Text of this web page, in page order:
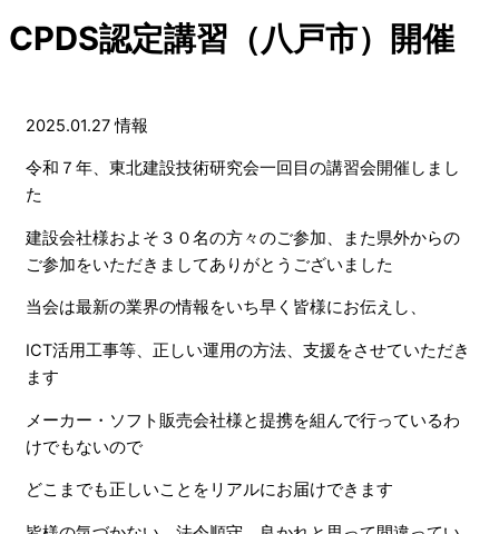
CPDS認定講習（八戸市）開催
2025.01.27 情報
令和７年、東北建設技術研究会一回目の講習会開催しまし
た
建設会社様およそ３０名の方々のご参加、また県外からの
ご参加をいただきましてありがとうございました
当会は最新の業界の情報をいち早く皆様にお伝えし、
ICT活用工事等、正しい運用の方法、支援をさせていただき
ます
メーカー・ソフト販売会社様と提携を組んで行っているわ
けでもないので
どこまでも正しいことをリアルにお届けできます